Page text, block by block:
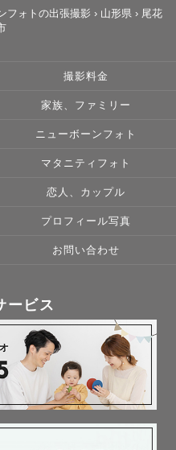
フォトの出張撮影 › 山形県› 尾花
撮影料金
家族、ファミリー
ニューボーンフォト
マタニティフォト
恋人、カップル
プロフィール写真
お問い合わせ
ービス